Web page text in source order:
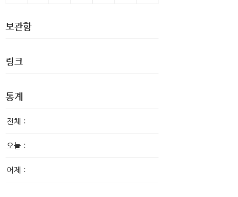
보관함
링크
통계
전체 :
오늘 :
어제 :